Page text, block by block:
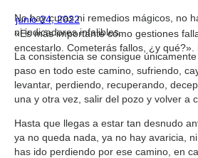
No hay curas ni remedios mágicos, no
ni indicadores infalibles.
La consistencia se consigue
paso en todo este camino, sufriendo,
levantar, perdiendo, recuperando,
una y otra vez, salir del pozo y volver a
Hasta que llegas a estar tan desnudo
ya no queda nada, ya no hay avaricia,
has ido perdiendo por ese camino, en
junio 24, 2022
«Es más importante cómo gestiones
encestarlo. Cometerás fallos, ¿y qué?».